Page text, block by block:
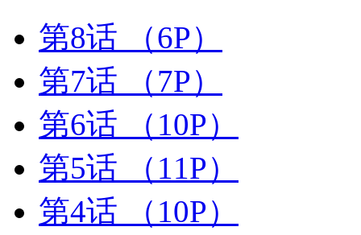
第8话
（6P）
第7话
（7P）
第6话
（10P）
第5话
（11P）
第4话
（10P）